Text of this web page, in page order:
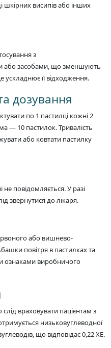
шкірних висипів або інших
з
або засобами, що зменшують
ускладнює її відходження.
дозування
по 1 пастилці кожні 2
— 10 пастилок. Тривалість
або ковтати пастилку
повідомляється. У разі
звернутися до лікаря.
або вишнево-
повітря в пастилках та
ознаками виробничого
враховувати пацієнтам з
низьковуглеводної
що відповідає 0,22 ХЕ.